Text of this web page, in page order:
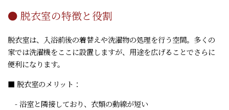
● 脱衣室の特徴と役割
脱衣室は、入浴前後の着替えや洗濯物の処理を行う空間。多くの
家では洗濯機をここに設置しますが、用途を広げることでさらに
便利になります。
■ 脱衣室のメリット：
- 浴室と隣接しており、衣類の動線が短い